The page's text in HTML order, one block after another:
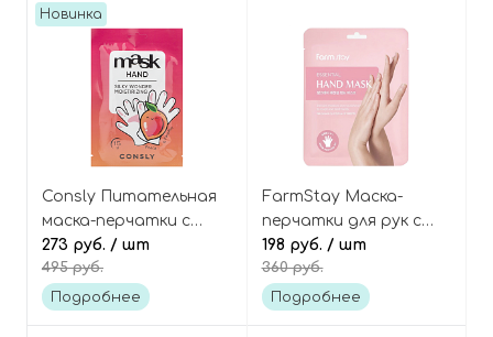
Новинка
Consly Питательная
маска-перчатки с
персиком и
парафином, Silky
Wonder Peach and
273 руб. / шт
495 руб.
Подробнее
FarmStay Маска-
перчатки для рук с
гиалуроновой
кислотой и мёдом,
Essential Hand Mask
198 руб. / шт
360 руб.
Подробнее